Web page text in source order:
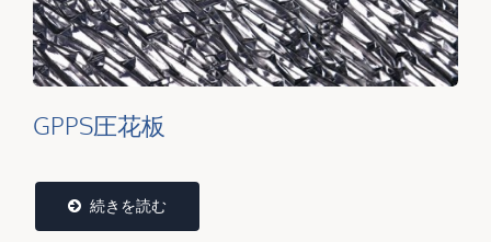
GPPS圧花板
続きを読む